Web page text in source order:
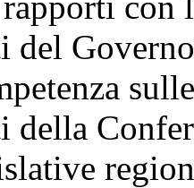
del
della